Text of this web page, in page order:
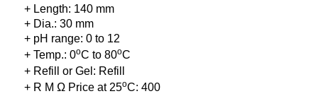
+ Length: 140 mm
+ Dia.: 30 mm
+ pH range: 0 to 12
+ Temp.: 0oC to 80oC
+ Refill or Gel: Refill
+ R M Ω Price at 25oC: 400